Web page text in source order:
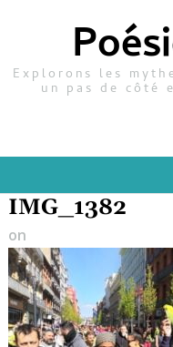
Explorons les
un pas de côté
IMG_1382
on